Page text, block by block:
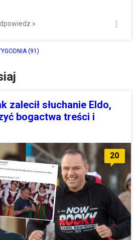
»
(91)
zalecił słuchanie Eldo,
bogactwa treści i
20